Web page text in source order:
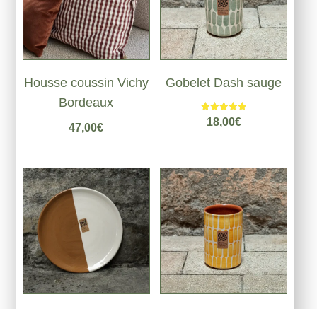
Housse coussin Vichy
Bordeaux
47,00€
Gobelet Dash sauge
Note
5.00
18,00€